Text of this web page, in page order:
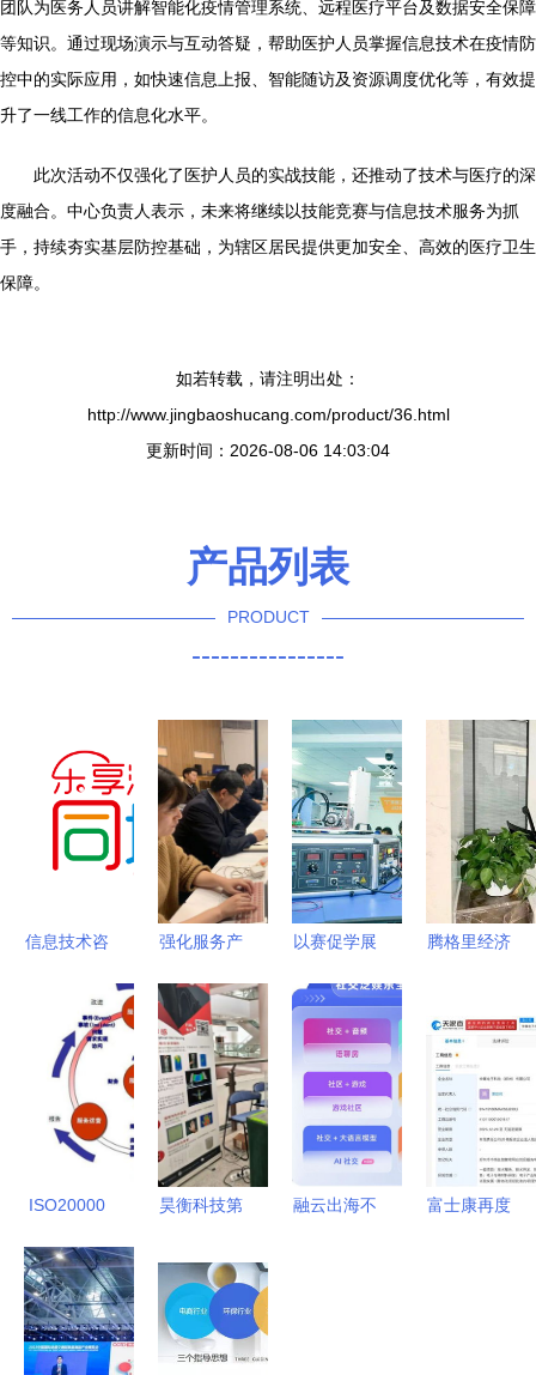
团队为医务人员讲解智能化疫情管理系统、远程医疗平台及数据安全保障
等知识。通过现场演示与互动答疑，帮助医护人员掌握信息技术在疫情防
控中的实际应用，如快速信息上报、智能随访及资源调度优化等，有效提
升了一线工作的信息化水平。
此次活动不仅强化了医护人员的实战技能，还推动了技术与医疗的深
度融合。中心负责人表示，未来将继续以技能竞赛与信息技术服务为抓
手，持续夯实基层防控基础，为辖区居民提供更加安全、高效的医疗卫生
保障。
如若转载，请注明出处：
http://www.jingbaoshucang.com/product/36.html
更新时间：2026-08-06 14:03:04
产品列表
PRODUCT
----------------
信息技术咨
动企业数字
化转型的智
慧引擎
强化服务产
越创新性科
技服务机构
信息技术咨
询服务的核
心竞争力构
建
以赛促学展
赋能谱新篇
——‘羊城
工匠杯’物
业管理行业
技能竞赛圆
满落幕
腾格里经济
政务服务局
以简化审
批、优化服
务为引擎，
助推信息技
ISO20000
务管理标准
入门解读 |
上海擎标信
昊衡科技第
健康管理技
术国际高端
论坛暨青年
融云出海不
富士康再度